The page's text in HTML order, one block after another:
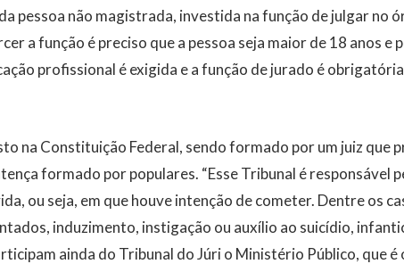
pessoa não magistrada, investida na função de julgar no
a função é preciso que a pessoa seja maior de 18 anos e
profissional é exigida e a função de jurado é
na Constituição Federal, sendo formado por um juiz que
formado por populares. “Esse Tribunal é responsável
ou seja, em que houve intenção de cometer. Dentre os
induzimento, instigação ou auxílio ao suicídio,
ainda do Tribunal do Júri o Ministério Público, que é